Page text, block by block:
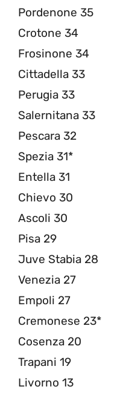
Pordenone 35
Crotone 34
Frosinone 34
Cittadella 33
Perugia 33
Salernitana 33
Pescara 32
Spezia 31*
Entella 31
Chievo 30
Ascoli 30
Pisa 29
Juve Stabia 28
Venezia 27
Empoli 27
Cremonese 23*
Cosenza 20
Trapani 19
Livorno 13